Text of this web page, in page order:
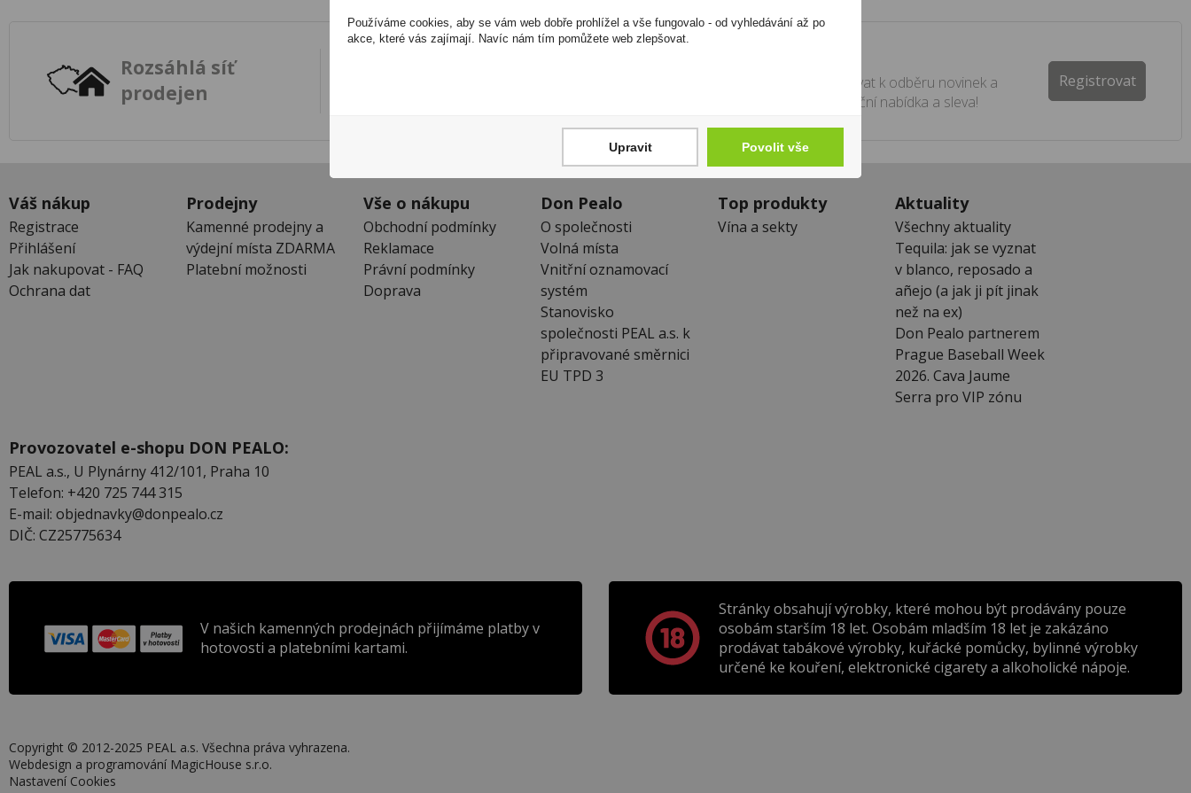
Rozsáhlá síť
prodejen
Zde se můžete registrovat k odběru novinek a
neunikne Vám žádná akční nabídka a sleva!
Registrovat
Váš nákup
Registrace
Přihlášení
Jak nakupovat - FAQ
Ochrana dat
Prodejny
Kamenné prodejny a
výdejní místa ZDARMA
Platební možnosti
Vše o nákupu
Obchodní podmínky
Reklamace
Právní podmínky
Doprava
Don Pealo
O společnosti
Volná místa
Vnitřní oznamovací
systém
Stanovisko
společnosti PEAL a.s. k
připravované směrnici
EU TPD 3
Top produkty
Vína a sekty
Aktuality
Všechny aktuality
Tequila: jak se vyznat
v blanco, reposado a
añejo (a jak ji pít jinak
než na ex)
Don Pealo partnerem
Prague Baseball Week
2026. Cava Jaume
Serra pro VIP zónu
Provozovatel e-shopu DON PEALO:
PEAL a.s., U Plynárny 412/101, Praha 10
Telefon: +420 725 744 315
E-mail: objednavky@donpealo.cz
DIČ: CZ25775634
V našich kamenných prodejnách přijímáme platby v
hotovosti a platebními kartami.
Stránky obsahují výrobky, které mohou být prodávány pouze
osobám starším 18 let. Osobám mladším 18 let je zakázáno
prodávat tabákové výrobky, kuřácké pomůcky, bylinné výrobky
určené ke kouření, elektronické cigarety a alkoholické nápoje.
Copyright © 2012-2025 PEAL a.s. Všechna práva vyhrazena.
Webdesign a programování MagicHouse s.r.o.
Nastavení Cookies
Používáme cookies, aby se vám web dobře prohlížel a vše fungovalo - od vyhledávání až po
akce, které vás zajímají. Navíc nám tím pomůžete web zlepšovat.
Upravit Povolit vše